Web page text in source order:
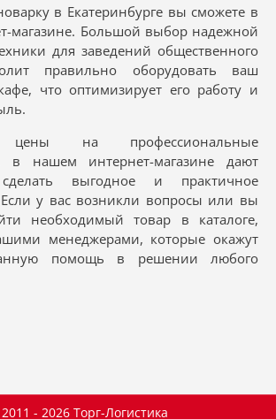
в Екатеринбурге вы сможете в
магазине. Большой выбор надежной
для заведений общественного
правильно оборудовать ваш
что оптимизирует его работу и
цены на профессиональные
в нашем интернет-магазине дают
выгодное и практичное
у вас возникли вопросы или вы
необходимый товар в каталоге,
менеджерами, которые окажут
помощь в решении любого
- 2026 Торг-Логистика